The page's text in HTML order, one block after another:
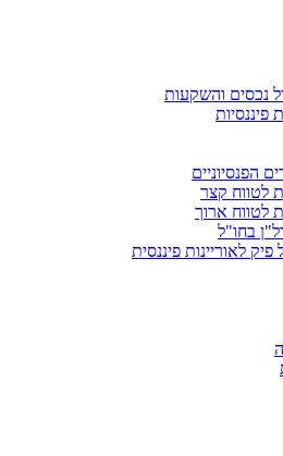
נכסים והשקעות
פיננסיות
הפנסיוניים
לטווח קצר
לטווח ארוך
בחו"ל
לאוריינות פיננסית